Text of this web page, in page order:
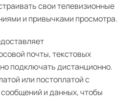
свои телевизионные
и привычками просмотра.
почты, текстовых
подключать дистанционно.
или постоплатой с
и данных, чтобы